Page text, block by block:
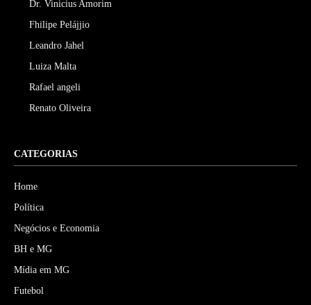
Dr. Vinicius Amorim
Fhilipe Pelájjio
Leandro Jahel
Luiza Malta
Rafael angeli
Renato Oliveira
CATEGORIAS
Home
Política
Negócios e Economia
BH e MG
Mídia em MG
Futebol